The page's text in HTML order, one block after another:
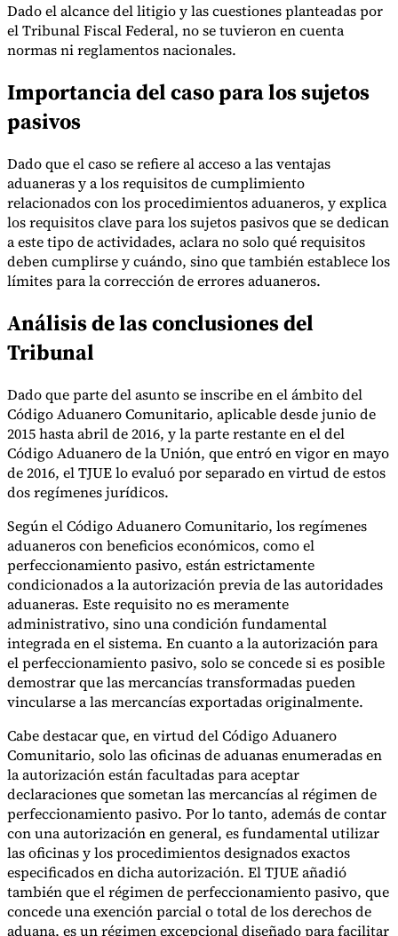
Dado el alcance del litigio y las cuestiones planteadas por
el Tribunal Fiscal Federal, no se tuvieron en cuenta
normas ni reglamentos nacionales.
Importancia del caso para los sujetos
pasivos
Dado que el caso se refiere al acceso a las ventajas
aduaneras y a los requisitos de cumplimiento
relacionados con los procedimientos aduaneros, y explica
los requisitos clave para los sujetos pasivos que se dedican
a este tipo de actividades, aclara no solo qué requisitos
deben cumplirse y cuándo, sino que también establece los
límites para la corrección de errores aduaneros.
Análisis de las conclusiones del
Tribunal
Dado que parte del asunto se inscribe en el ámbito del
Código Aduanero Comunitario, aplicable desde junio de
2015 hasta abril de 2016, y la parte restante en el del
Código Aduanero de la Unión, que entró en vigor en mayo
de 2016, el TJUE lo evaluó por separado en virtud de estos
dos regímenes jurídicos.
Según el Código Aduanero Comunitario, los regímenes
aduaneros con beneficios económicos, como el
perfeccionamiento pasivo, están estrictamente
condicionados a la autorización previa de las autoridades
aduaneras. Este requisito no es meramente
administrativo, sino una condición fundamental
integrada en el sistema. En cuanto a la autorización para
el perfeccionamiento pasivo, solo se concede si es posible
demostrar que las mercancías transformadas pueden
vincularse a las mercancías exportadas originalmente.
Cabe destacar que, en virtud del Código Aduanero
Comunitario, solo las oficinas de aduanas enumeradas en
la autorización están facultadas para aceptar
declaraciones que sometan las mercancías al régimen de
perfeccionamiento pasivo. Por lo tanto, además de contar
con una autorización en general, es fundamental utilizar
las oficinas y los procedimientos designados exactos
especificados en dicha autorización. El TJUE añadió
también que el régimen de perfeccionamiento pasivo, que
concede una exención parcial o total de los derechos de
aduana, es un régimen excepcional diseñado para facilitar